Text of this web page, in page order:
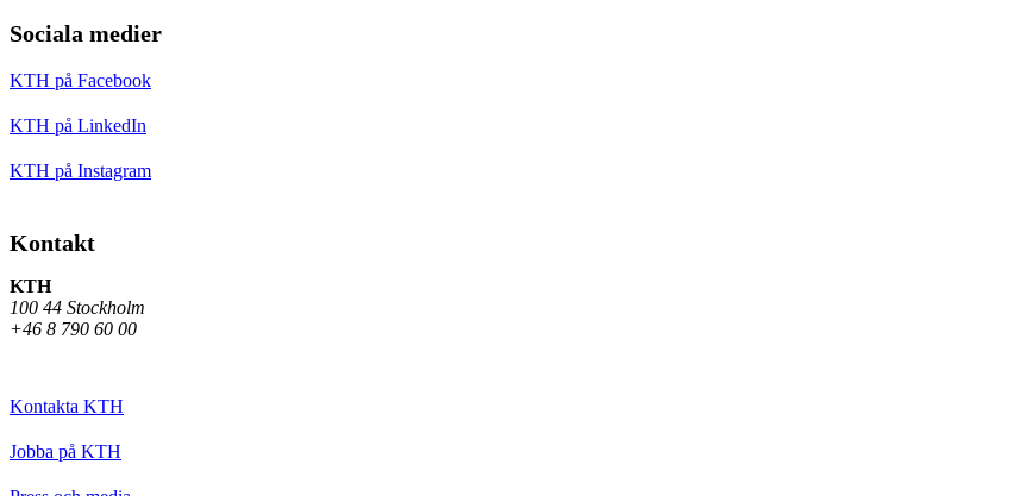
Sociala medier
KTH på Facebook
KTH på LinkedIn
KTH på Instagram
Kontakt
KTH
100 44 Stockholm
+46 8 790 60 00
Kontakta KTH
Jobba på KTH